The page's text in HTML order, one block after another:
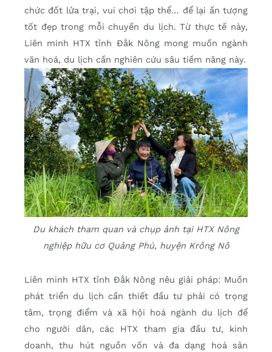
chức đốt lửa trại, vui chơi tập thể… để lại ấn tượng
tốt đẹp trong mỗi chuyến du lịch. Từ thực tế này,
Liên minh HTX tỉnh Đắk Nông mong muốn ngành
văn hoá, du lịch cần nghiên cứu sâu tiềm năng này.
Du khách tham quan và chụp ảnh tại HTX Nông
nghiệp hữu cơ Quảng Phú, huyện Krông Nô
Liên minh HTX tỉnh Đắk Nông nêu giải pháp: Muốn
phát triển du lịch cần thiết đầu tư phải có trọng
tâm, trọng điểm và xã hội hoá ngành du lịch để
cho người dân, các HTX tham gia đầu tư, kinh
doanh, thu hút nguồn vốn và đa dạng hoá sản